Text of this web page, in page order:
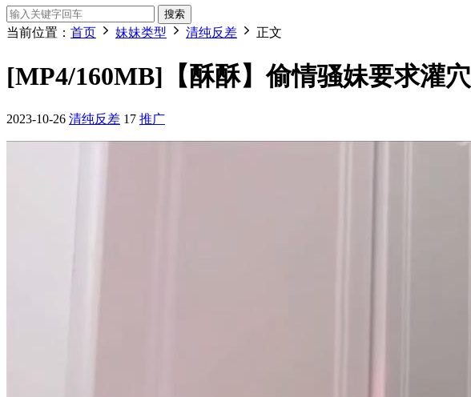
搜索
当前位置： 首页 妹妹类型 清纯反差 正文
[MP4/160MB]【酥酥】偷情骚妹要求灌穴
2023-10-26 清纯反差 17 推广